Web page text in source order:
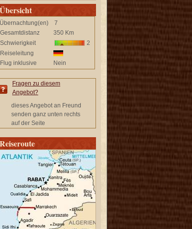
Übersicht
Übernachtung(en)
7
Gesamtdistanz
350 Km
Schwierigkeit
2
Reiseleitung
Flug inklusive
Nein
Fragen zu diesem
Angebot?
dieses Angebot an Freund
senden ganz unten rechts
auf der Seite
Reiseroute